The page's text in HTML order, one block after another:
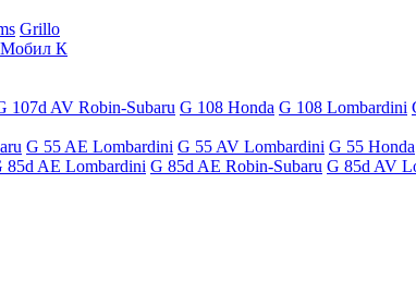
Grillo
Мобил К
107d AV Robin-Subaru G 108 Honda G 108 Lombardini
G 55 AE Lombardini G 55 AV Lombardini G 55 Honda
85d AE Lombardini G 85d AE Robin-Subaru G 85d AV